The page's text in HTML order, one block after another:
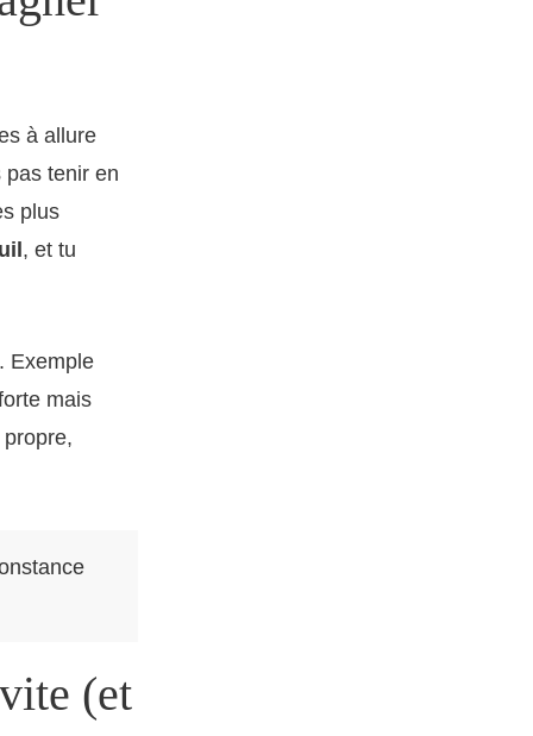
à allure
pas tenir en
plus
, et tu
Exemple
mais
(et